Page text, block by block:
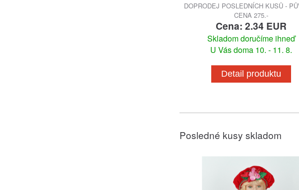
DOPRODEJ POSLEDNÍCH KUSŮ -
CENA 275.-
Cena: 2.34 EUR
Skladom doručíme ihneď
U Vás doma 10. - 11. 8.
Detail produktu
Posledné kusy skladom